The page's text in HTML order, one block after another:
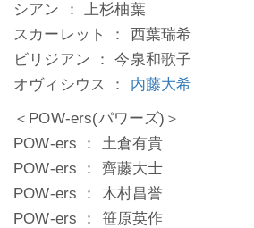
シアン ： 上杉柚葉
スカーレット ： 西葉瑞希
ビリジアン ： 今泉和歌子
オヴィシウス ： 内藤大希
＜POW-ers(パワーズ)＞
POW-ers ： 土倉有貴
POW-ers ： 齊藤大士
POW-ers ： 木村昌誉
POW-ers ： 笹原英作